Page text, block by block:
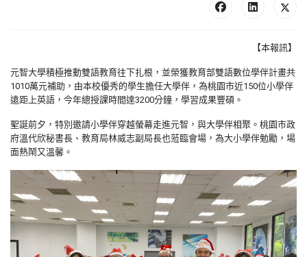
【本報訊】
元智大學積極推動雙語教育往下扎根，並榮獲教育部雙語數位學伴計畫共
1010萬元補助，由本校優秀的學生擔任大學伴，為桃園市近150位小學伴
遠距上英語，今年總授課時間達3200分鐘，學習成果豐碩。
聖誕前夕，特別邀請小學伴穿越螢幕走進元智，與大學伴相聚。桃園市政
府溫代欣秘書長、教育局林威志副局長也蒞臨會場，為大小學伴勉勵，場
面熱鬧又溫馨。